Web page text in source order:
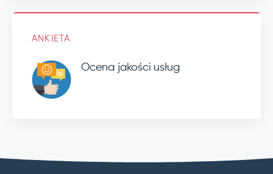
ANKIETA
Ocena jakości usług